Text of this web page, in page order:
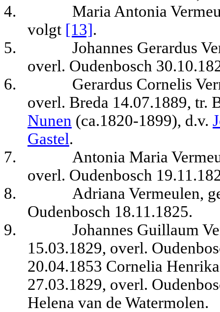
4.
Maria Antonia
volgt [13].
5.
Johannes Gerardus
overl. Oudenbosch
6.
Gerardus Cornelis
overl. Breda 14.07.1889, tr.
Nunen (ca.1820-1899), d.v.
Gastel.
7.
Antonia Maria
overl. Oudenbosch
8.
Adriana Vermeulen,
Oudenbosch 18.11.1825.
9.
Johannes Guillaum
15.03.1829, overl.
20.04.1853 Cornelia
27.03.1829, overl.
Helena van de Watermolen.